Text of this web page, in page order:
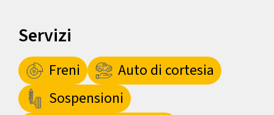
Servizi
Freni
Auto di cortesia
Sospensioni